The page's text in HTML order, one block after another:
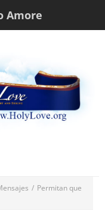
/ Permitan que
Amore